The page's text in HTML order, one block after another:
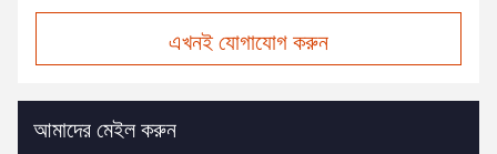
এখনই যোগাযোগ করুন
আমাদের মেইল করুন